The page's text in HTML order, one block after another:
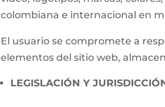
colombiana e internacional en
El usuario se compromete a
elementos del sitio web,
LEGISLACIÓN Y